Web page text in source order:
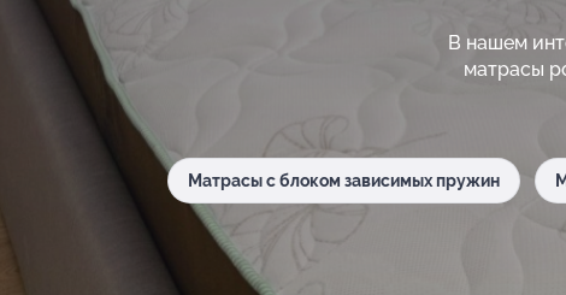
В нашем
матрасы
Матрасы с блоком зависимых пружин